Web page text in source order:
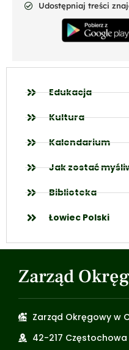
Udostępniaj treści
Edukacja
Kultura
Kalendarium
Jak zostać
Biblioteka
Łowiec Polski
Zarząd
Zarząd Okręgowy w
42-217